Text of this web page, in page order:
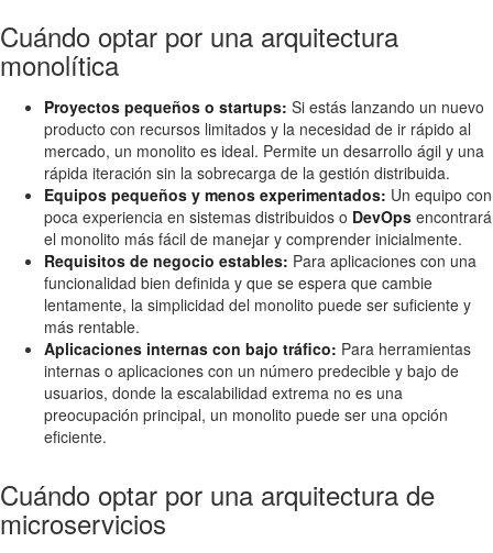
Cuándo optar por una arquitectura
monolítica
Proyectos pequeños o startups: Si estás lanzando un nuevo
producto con recursos limitados y la necesidad de ir rápido al
mercado, un monolito es ideal. Permite un desarrollo ágil y una
rápida iteración sin la sobrecarga de la gestión distribuida.
Equipos pequeños y menos experimentados: Un equipo con
poca experiencia en sistemas distribuidos o DevOps encontrará
el monolito más fácil de manejar y comprender inicialmente.
Requisitos de negocio estables: Para aplicaciones con una
funcionalidad bien definida y que se espera que cambie
lentamente, la simplicidad del monolito puede ser suficiente y
más rentable.
Aplicaciones internas con bajo tráfico: Para herramientas
internas o aplicaciones con un número predecible y bajo de
usuarios, donde la escalabilidad extrema no es una
preocupación principal, un monolito puede ser una opción
eficiente.
Cuándo optar por una arquitectura de
microservicios